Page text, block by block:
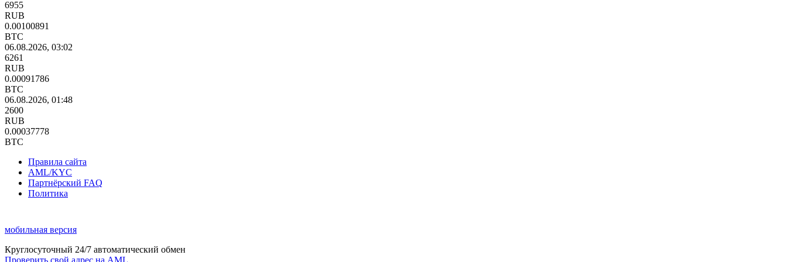
6955
RUB
0.00100891
BTC
06.08.2026, 03:02
6261
RUB
0.00091786
BTC
06.08.2026, 01:48
2600
RUB
0.00037778
BTC
Правила сайта
AML/KYC
Партнёрский FAQ
Политика
мобильная версия
Круглосуточный 24/7 автоматический обмен
Проверить свой адрес на AML